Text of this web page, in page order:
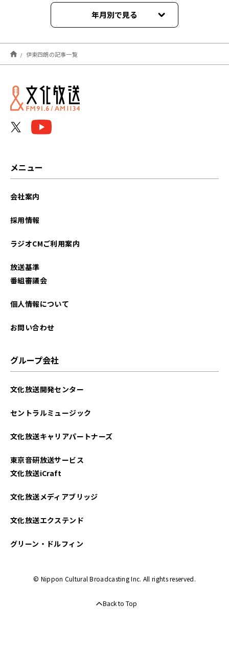
年月別で見る
2026年08月
2026年07月
2026年06月
2025年09月
2025年06月
2025年01月
2024年12月
2024年11月
伊東四朗の記事一覧
メニュー
会社案内
採用情報
ラジオCMご利用案内
放送基準
番組審議会
個人情報について
お問い合わせ
グループ会社
文化放送開発センター
セントラルミュージック
文化放送キャリアパートナーズ
東京音研放送サービス
文化放送iCraft
文化放送メディアブリッジ
文化放送エクステンド
グリーン・ドルフィン
© Nippon Cultural Broadcasting Inc. All rights reserved.
Back to Top